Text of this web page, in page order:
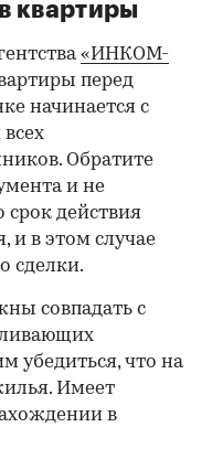
квартиры
«ИНКОМ-
перед
начинается с
Обратите
и не
срок действия
и в этом случае
сделки.
совпадать с
убедиться, что на
Имеет
в